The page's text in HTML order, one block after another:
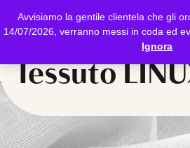
Avvisiamo la gentile clientela che gli
14/07/2026, verranno messi in coda ed
Ignora
Tessuto